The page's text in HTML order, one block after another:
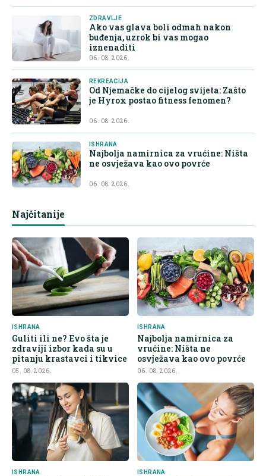
ZDRAVLJE
Ako vas glava boli odmah nakon
buđenja, uzrok bi vas mogao
iznenaditi
06. 08. 2026.
REKREACIJA
Od Njemačke do cijelog svijeta: Zašto
je Hyrox postao fitness fenomen?
06. 08. 2026.
ISHRANA
Najbolja namirnica za vrućine: Ništa
ne osvježava kao ovo povrće
06. 08. 2026.
Najčitanije
ISHRANA
Guliti ili ne? Evo šta je
zdraviji izbor kada su u
pitanju krastavci i tikvice
05. 08. 2026.
ISHRANA
Najbolja namirnica za
vrućine: Ništa ne
osvježava kao ovo povrće
06. 08. 2026.
ISHRANA ISHRANA